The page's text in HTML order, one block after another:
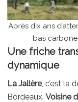
Après dix ans
bas
Une friche
dynamique
La Jallère, c’est la
Bordeaux. Voisine